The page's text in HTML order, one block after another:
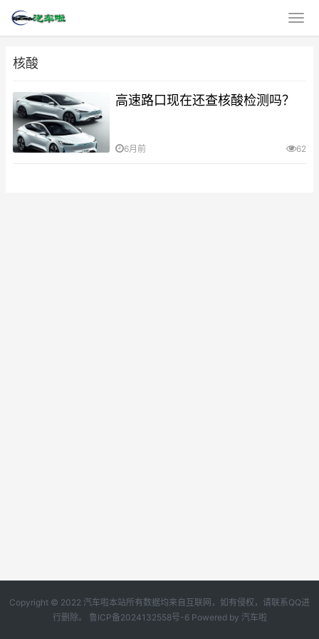
核酸
高速路口现在还查核酸检测吗？
6月前 62
Copyright © 2022 汽车啦本站所有数据均来自互联网，如有侵权，请联系QQ进
行删除。 鲁ICP备2024132558号-6Powered by 汽车啦